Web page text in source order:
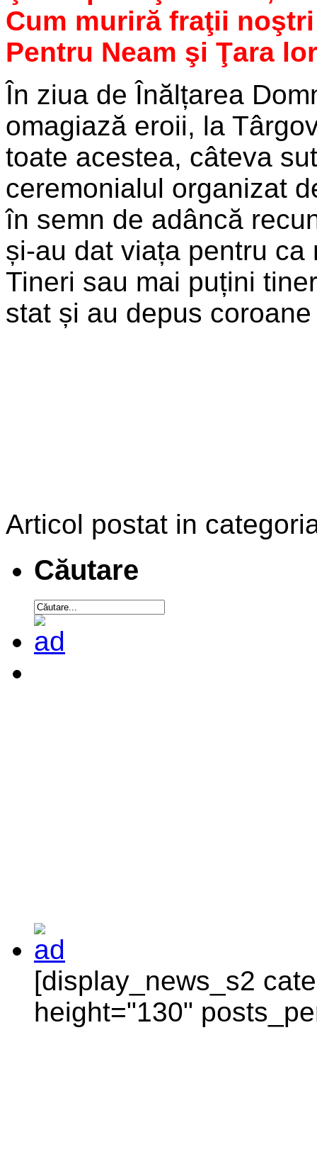
Cum muriră fraţii noştri
Pentru Neam şi Ţara
În ziua de Înălțarea
omagiază eroii, la
toate acestea, câteva
ceremonialul organizat
în semn de adâncă
și-au dat viața pentru
Tineri sau mai puțini
stat și au depus
Articol postat in
Căutare
[display_news_s2
height="130"